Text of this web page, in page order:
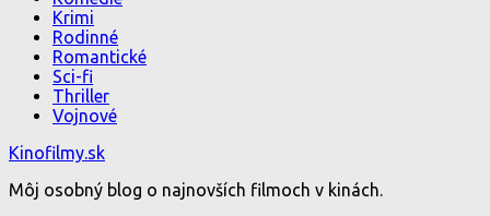
Krimi
Rodinné
Romantické
Sci-fi
Thriller
Vojnové
Kinofilmy.sk
Môj osobný blog o najnovších filmoch v kinách.